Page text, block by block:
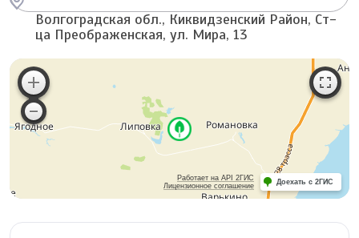
Волгоградская обл., Киквидзенский Район, Ст-
ца Преображенская, ул. Мира, 13
Работает на API 2ГИС
Лицензионное соглашение
Доехать с 2ГИС